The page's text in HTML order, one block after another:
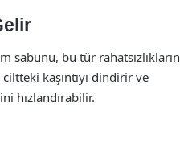
sabunu, bu tür rahatsızlıkların
kaşıntıyı dindirir ve
hızlandırabilir.